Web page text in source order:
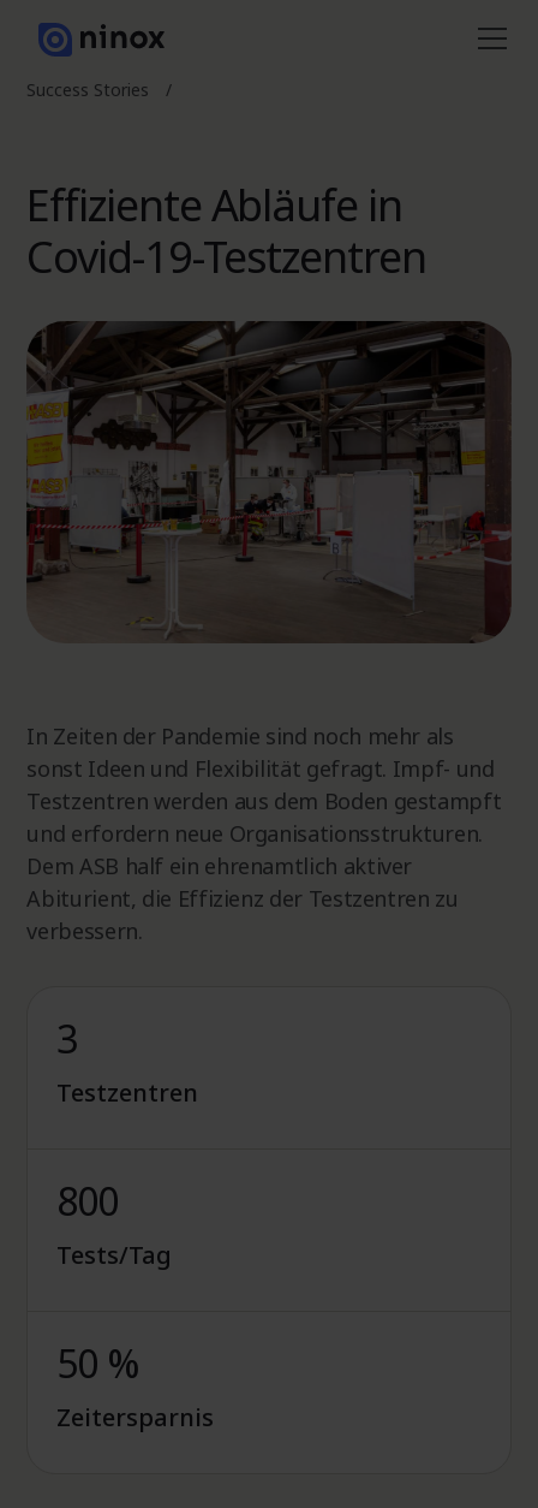
Success Stories /
Effiziente Abläufe in
Covid-19-Testzentren
In Zeiten der Pandemie sind noch mehr als
sonst Ideen und Flexibilität gefragt. Impf- und
Testzentren werden aus dem Boden gestampft
und erfordern neue Organisationsstrukturen.
Dem ASB half ein ehrenamtlich aktiver
Abiturient, die Effizienz der Testzentren zu
verbessern.
3
Testzentren
800
Tests/Tag
50 %
Zeitersparnis